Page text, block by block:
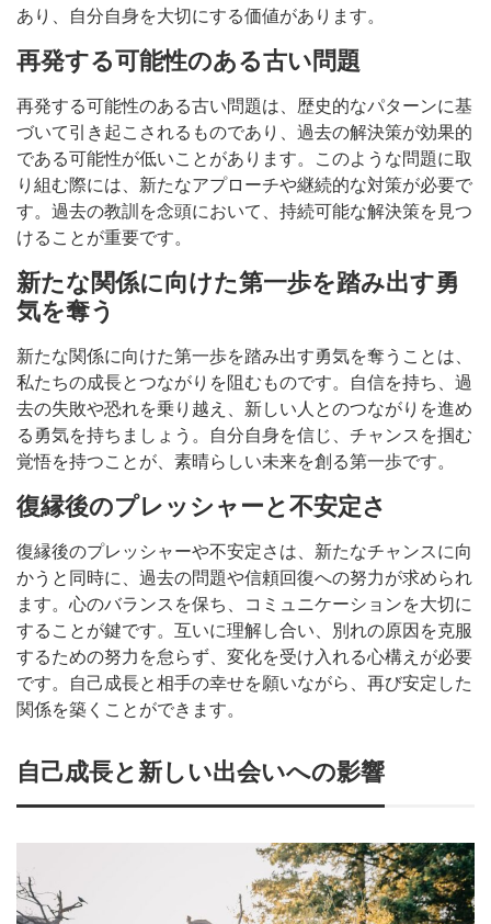
あり、自分自身を大切にする価値があります。
再発する可能性のある古い問題
再発する可能性のある古い問題は、歴史的なパターンに基
づいて引き起こされるものであり、過去の解決策が効果的
である可能性が低いことがあります。このような問題に取
り組む際には、新たなアプローチや継続的な対策が必要で
す。過去の教訓を念頭において、持続可能な解決策を見つ
けることが重要です。
新たな関係に向けた第一歩を踏み出す勇
気を奪う
新たな関係に向けた第一歩を踏み出す勇気を奪うことは、
私たちの成長とつながりを阻むものです。自信を持ち、過
去の失敗や恐れを乗り越え、新しい人とのつながりを進め
る勇気を持ちましょう。自分自身を信じ、チャンスを掴む
覚悟を持つことが、素晴らしい未来を創る第一歩です。
復縁後のプレッシャーと不安定さ
復縁後のプレッシャーや不安定さは、新たなチャンスに向
かうと同時に、過去の問題や信頼回復への努力が求められ
ます。心のバランスを保ち、コミュニケーションを大切に
することが鍵です。互いに理解し合い、別れの原因を克服
するための努力を怠らず、変化を受け入れる心構えが必要
です。自己成長と相手の幸せを願いながら、再び安定した
関係を築くことができます。
自己成長と新しい出会いへの影響